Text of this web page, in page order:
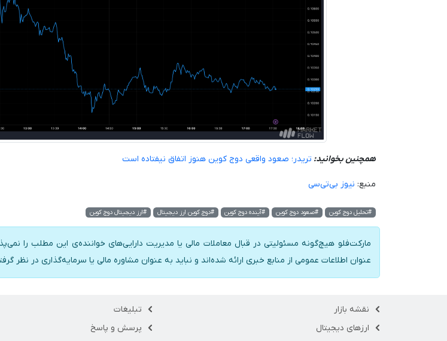
همچنین بخوانید: تریدر؛ صعود واقعی دوج کوین هنوز اتفاق نیفتاده است
منبع: نیوز بی‌تی‌سی
#تحلیل دوج کوین #صعود دوج کوین #آینده دوج کوین #دوج کوین ارز دیجیتال #ارز دیجیتال دوج کوین
مارکت‌فلو هیچ‌گونه مسئولیتی در قبال معاملات مالی یا مدیریت دارایی‌های خواننده‌ی این مطلب را
عنوان اطلاعات عمومی از منابع خبری ارائه شده‌اند و نباید به عنوان مشاوره مالی یا سرمایه‌گذاری در نظر
نقشه بازار
ارزهای دیجیتال
تبلیغات
پرسش و پاسخ